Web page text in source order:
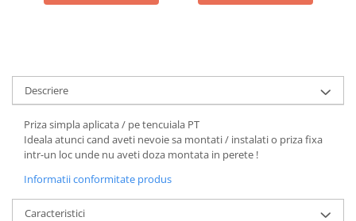
Descriere
Priza simpla aplicata / pe tencuiala PT
Ideala atunci cand aveti nevoie sa montati / instalati o priza fixa
intr-un loc unde nu aveti doza montata in perete !
Informatii conformitate produs
Caracteristici